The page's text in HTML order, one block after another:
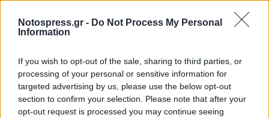
Notospress.gr - Do Not Process My Personal
Information
If you wish to opt-out of the sale, sharing to third parties, or
processing of your personal or sensitive information for
targeted advertising by us, please use the below opt-out
section to confirm your selection. Please note that after your
opt-out request is processed you may continue seeing
Δεν αναρτήθηκαν επίσης οι οικισμοί και οι οικιστικές
πυκνώσεις.
Έτσι πολλοί συμπατριώτες μεγάλης μάλιστα ηλικίας
είναι σε τραγικό αδιέξοδο αφού δεν μπορούν να
μεταβιβάσουν τη περιουσία τους σε παιδιά και
εγγόνια η ακόμα και να πουλήσουν για λόγους